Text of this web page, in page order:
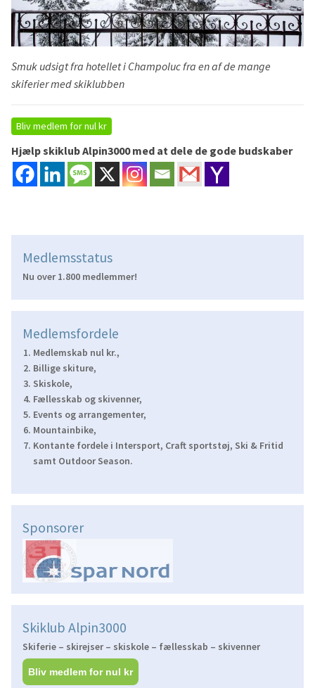
Smuk udsigt fra hotellet i Champoluc fra en af de mange
skiferier med skiklubben
Bliv medlem for nul kr
Hjælp skiklub Alpin3000 med at dele de gode budskaber
Medlemsstatus
Nu over 1.800 medlemmer!
Medlemsfordele
Medlemskab nul kr.,
Billige skiture,
Skiskole,
Fællesskab og skivenner,
Events og arrangementer,
Mountainbike,
Kontante fordele i Intersport, Craft sportstøj, Ski & Fritid
samt Outdoor Season.
Sponsorer
Skiklub Alpin3000
Skiferie – skirejser – skiskole – fællesskab – skivenner
Bliv medlem for nul kr